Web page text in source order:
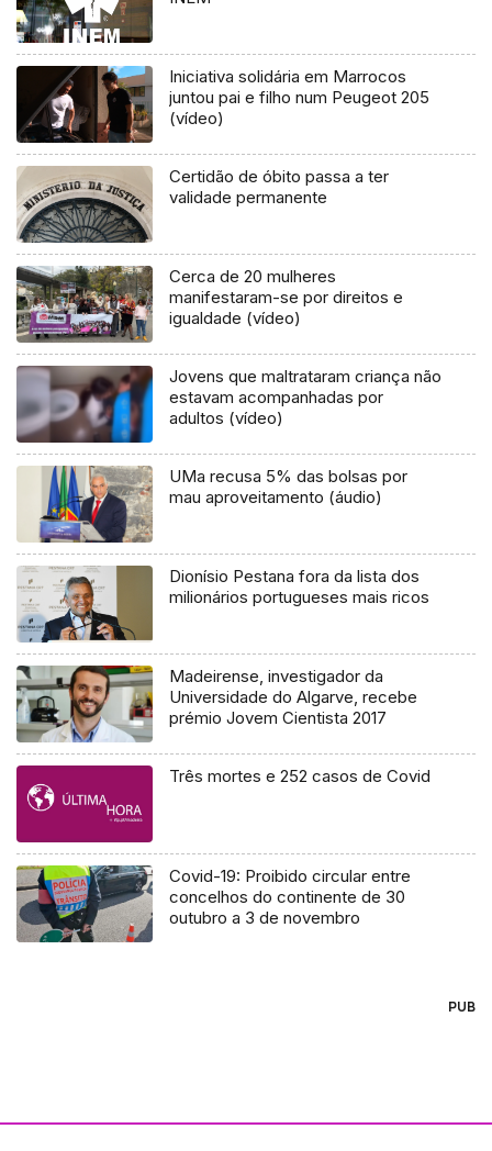
Iniciativa solidária em Marrocos
juntou pai e filho num Peugeot 205
(vídeo)
Certidão de óbito passa a ter
validade permanente
Cerca de 20 mulheres
manifestaram-se por direitos e
igualdade (vídeo)
Jovens que maltrataram criança não
estavam acompanhadas por
adultos (vídeo)
UMa recusa 5% das bolsas por
mau aproveitamento (áudio)
Dionísio Pestana fora da lista dos
milionários portugueses mais ricos
Madeirense, investigador da
Universidade do Algarve, recebe
prémio Jovem Cientista 2017
Três mortes e 252 casos de Covid
Covid-19: Proibido circular entre
concelhos do continente de 30
outubro a 3 de novembro
PUB